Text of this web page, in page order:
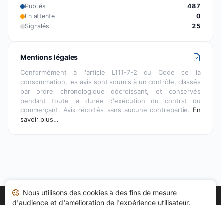
Publiés
487
En attente
0
Signalés
25
Mentions légales
Conformément à l'article L111-7-2 du Code de la
consommation, les avis sont soumis à un contrôle, classés
par ordre chronologique décroissant, et conservés
pendant toute la durée d'exécution du contrat du
commerçant. Avis récoltés sans aucune contrepartie. En
savoir plus…
Nous utilisons des cookies à des fins de mesure
d'audience et d'amélioration de l'expérience utilisateur.